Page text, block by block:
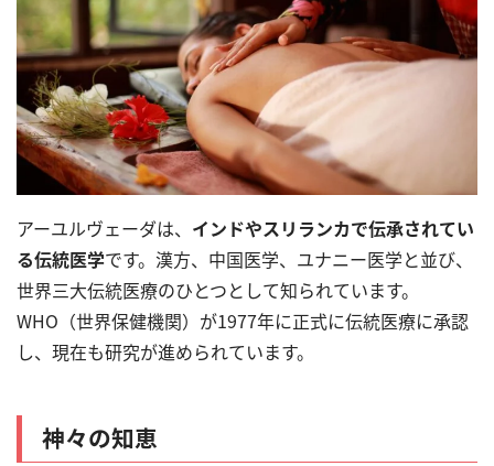
アーユルヴェーダは、 インドやスリランカで伝承されてい
る伝統医学です。漢方、中国医学、ユナニー医学と並び、
世界三大伝統医療のひとつとして知られています。
WHO（世界保健機関）が1977年に正式に伝統医療に承認
し、現在も研究が進められています。
神々の知恵